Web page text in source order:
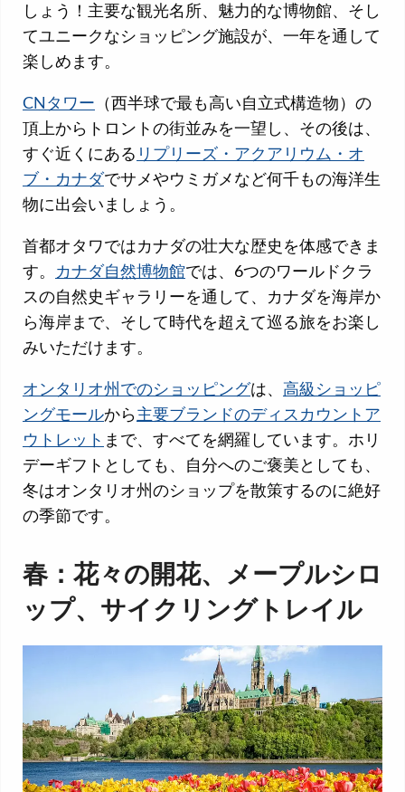
しょう！主要な観光名所、魅力的な博物館、そし
てユニークなショッピング施設が、一年を通して
楽しめます。
CNタワー （西半球で最も高い自立式構造物）の
頂上からトロントの街並みを一望し、その後は、
すぐ近くにある リプリーズ・アクアリウム・オ
ブ・カナダでサメやウミガメなど何千もの海洋生
物に出会いましょう。
首都オタワではカナダの壮大な歴史を体感できま
す。 カナダ自然博物館では、6つのワールドクラ
スの自然史ギャラリーを通して、カナダを海岸か
ら海岸まで、そして時代を超えて巡る旅をお楽し
みいただけます。
オンタリオ州でのショッピングは、 高級ショッピ
ングモールから主要ブランドのディスカウントア
ウトレット まで、すべてを網羅しています。ホリ
デーギフトとしても、自分へのご褒美としても、
冬はオンタリオ州のショップを散策するのに絶好
の季節です。
春：花々の開花、メープルシロ
ップ、サイクリングトレイル